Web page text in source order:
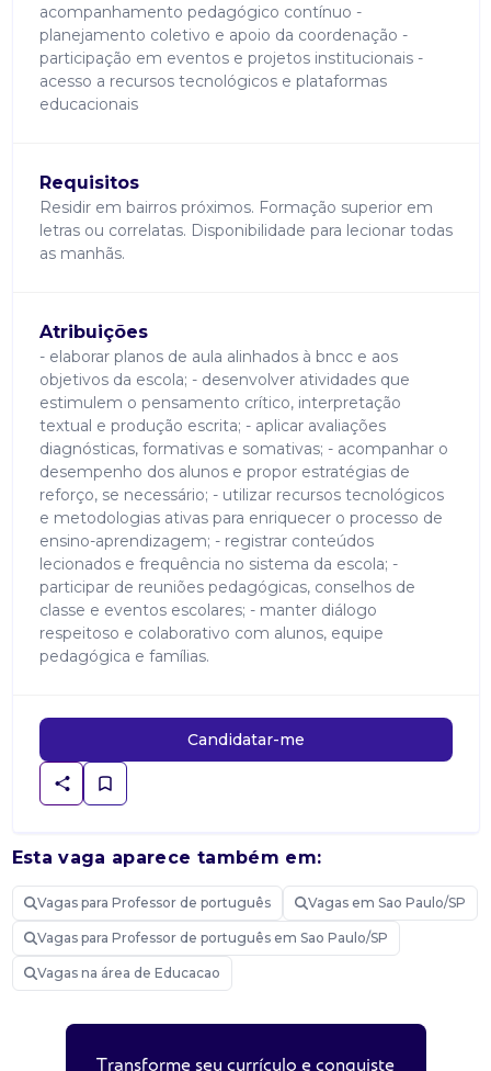
acompanhamento pedagógico contínuo -
planejamento coletivo e apoio da coordenação -
participação em eventos e projetos institucionais -
acesso a recursos tecnológicos e plataformas
educacionais
Requisitos
Residir em bairros próximos. Formação superior em
letras ou correlatas. Disponibilidade para lecionar todas
as manhãs.
Atribuições
- elaborar planos de aula alinhados à bncc e aos
objetivos da escola; - desenvolver atividades que
estimulem o pensamento crítico, interpretação
textual e produção escrita; - aplicar avaliações
diagnósticas, formativas e somativas; - acompanhar o
desempenho dos alunos e propor estratégias de
reforço, se necessário; - utilizar recursos tecnológicos
e metodologias ativas para enriquecer o processo de
ensino-aprendizagem; - registrar conteúdos
lecionados e frequência no sistema da escola; -
participar de reuniões pedagógicas, conselhos de
classe e eventos escolares; - manter diálogo
respeitoso e colaborativo com alunos, equipe
pedagógica e famílias.
Candidatar-me
Esta vaga aparece também em:
Vagas para Professor de português Vagas em Sao Paulo/SP
Vagas para Professor de português em Sao Paulo/SP
Vagas na área de Educacao
Transforme seu currículo e conquiste